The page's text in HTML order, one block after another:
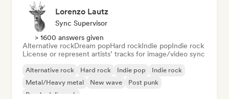
Lorenzo Lautz
Sync Supervisor
> 1600 answers given
Alternative rockDream popHard rockIndie popIndie rock
License or represent artists’ tracks for image/video sync
Alternative rock Hard rock Indie pop
Indie rock
Metal/Heavy metal
New wave
Post punk
Psychedelic rock